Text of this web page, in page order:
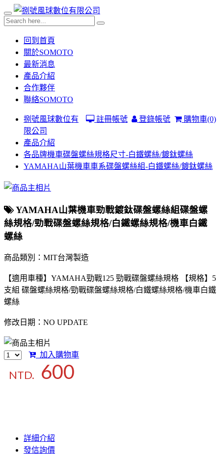
回到首頁
關於SOMOTO
最新消息
產品介紹
合作夥伴
聯絡SOMOTO
購物車(0)
登錄帳號
註冊帳號
捌號風球數位有
限公司
產品介紹
各品牌機車碟盤螺絲規格尺寸-白鐵螺絲/鍍鈦螺絲
YAMAHA山葉機車車系碟盤螺絲組-白鐵螺絲/鍍鈦螺絲
YAMAHA山葉機車勁戰鍍鈦碟盤螺絲組碟盤螺
絲規格/勁戰碟盤螺絲規格/白鐵螺絲規格/機車白鐵
螺絲
商品類別：MIT台灣製造
【適用車種】YAMAHA勁戰125 勁戰碟盤螺絲規格 【規格】5
支組 碟盤螺絲規格/勁戰碟盤螺絲規格/白鐵螺絲規格/機車白鐵
螺絲
修改日期：NO UPDATE
加入購物車
NTD. 600
詳細介紹
發信詢價